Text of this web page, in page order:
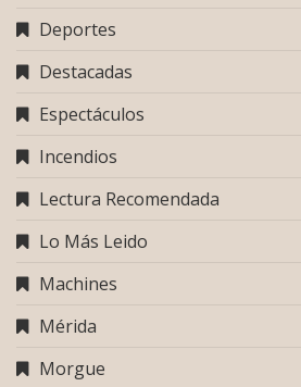
Deportes
Destacadas
Espectáculos
Incendios
Lectura Recomendada
Lo Más Leido
Machines
Mérida
Morgue